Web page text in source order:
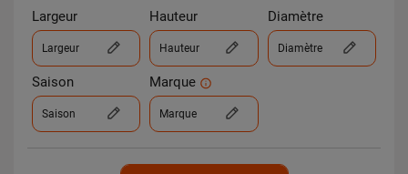
Largeur
Largeur
Hauteur
Hauteur
Diamètre
Diamètre
Saison
Saison
Marque
Marque